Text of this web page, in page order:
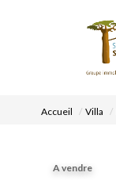
Accueil Villa
A vendre